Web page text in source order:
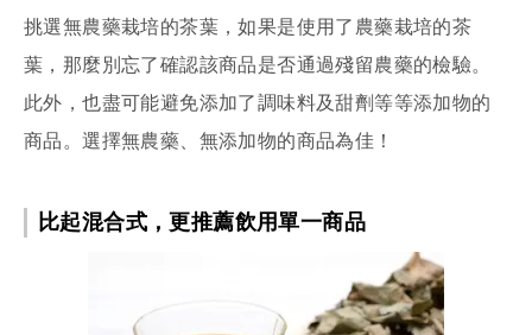
挑選無農藥栽培的茶葉，如果是使用了農藥栽培的茶
葉，那麼別忘了確認該商品是否通過殘留農藥的檢驗。
此外，也盡可能避免添加了調味料及甜劑等等添加物的
商品。選擇無農藥、無添加物的商品為佳！
比起混合式，更推薦飲用單一商品